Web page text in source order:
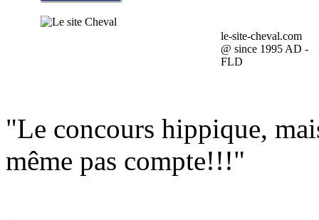
le-site-cheval.com
@ since 1995 AD -
FLD
"Le concours hippique,
même pas compte!!!"